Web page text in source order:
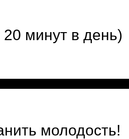
20 минут в день)
молодость!